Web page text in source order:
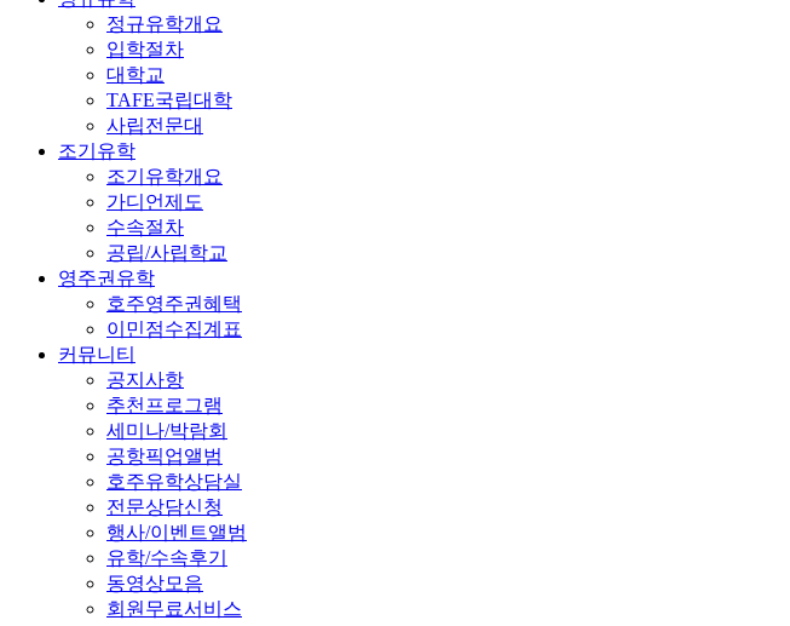
정규유학개요
입학절차
대학교
TAFE국립대학
사립전문대
조기유학
조기유학개요
가디언제도
수속절차
공립/사립학교
영주권유학
호주영주권혜택
이민점수집계표
커뮤니티
공지사항
추천프로그램
세미나/박람회
공항픽업앨범
호주유학상담실
전문상담신청
행사/이벤트앨범
유학/수속후기
동영상모음
회원무료서비스